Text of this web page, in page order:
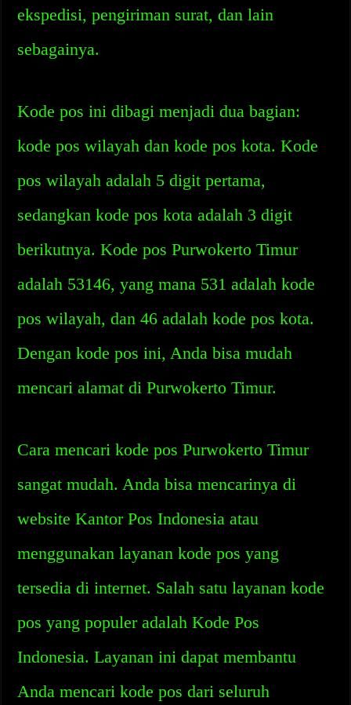
ekspedisi, pengiriman surat, dan lain
sebagainya.
Kode pos ini dibagi menjadi dua bagian:
kode pos wilayah dan kode pos kota. Kode
pos wilayah adalah 5 digit pertama,
sedangkan kode pos kota adalah 3 digit
berikutnya. Kode pos Purwokerto Timur
adalah 53146, yang mana 531 adalah kode
pos wilayah, dan 46 adalah kode pos kota.
Dengan kode pos ini, Anda bisa mudah
mencari alamat di Purwokerto Timur.
Cara mencari kode pos Purwokerto Timur
sangat mudah. Anda bisa mencarinya di
website Kantor Pos Indonesia atau
menggunakan layanan kode pos yang
tersedia di internet. Salah satu layanan kode
pos yang populer adalah Kode Pos
Indonesia. Layanan ini dapat membantu
Anda mencari kode pos dari seluruh